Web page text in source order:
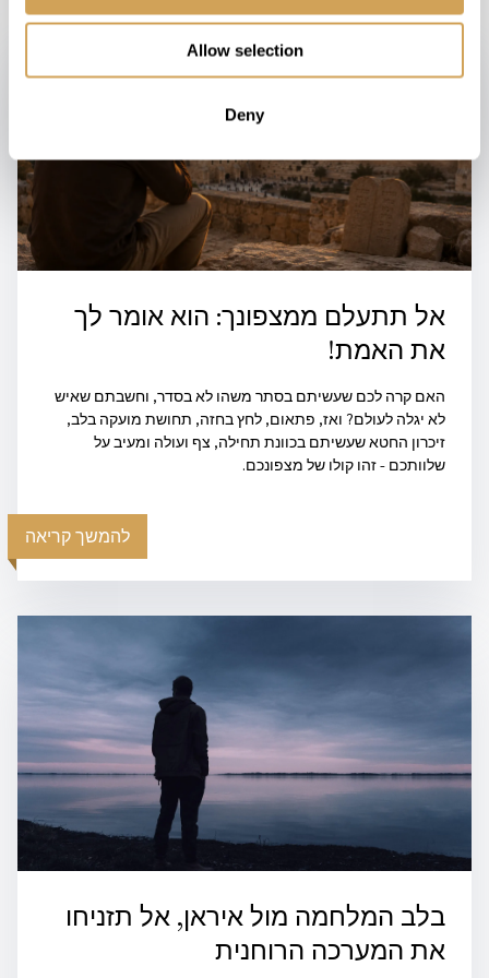
Allow selection
Deny
אל תתעלם ממצפונך: הוא אומר לך
את האמת!
האם קרה לכם שעשיתם בסתר משהו לא בסדר, וחשבתם שאיש
לא יגלה לעולם? ואז, פתאום, לחץ בחזה, תחושת מועקה בלב,
זיכרון החטא שעשיתם בכוונת תחילה, צף ועולה ומעיב על
שלוותכם - זהו קולו של מצפונכם.
להמשך קריאה
בלב המלחמה מול איראן, אל תזניחו
את המערכה הרוחנית